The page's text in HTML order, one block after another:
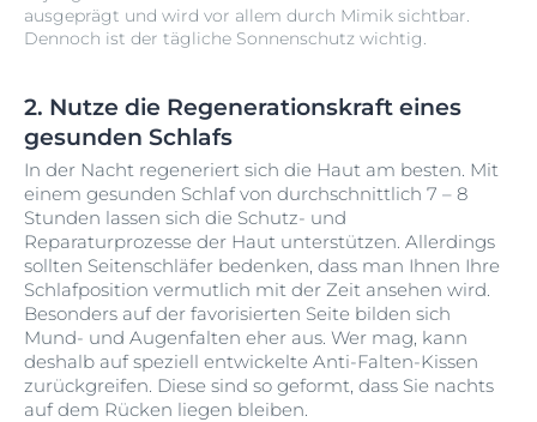
ausgeprägt und wird vor allem durch Mimik sichtbar.
Dennoch ist der tägliche Sonnenschutz wichtig.
2. Nutze die Regenerationskraft eines
gesunden Schlafs
In der Nacht regeneriert sich die Haut am besten. Mit
einem gesunden Schlaf von durchschnittlich 7 – 8
Stunden lassen sich die Schutz- und
Reparaturprozesse der Haut unterstützen. Allerdings
sollten Seitenschläfer bedenken, dass man Ihnen Ihre
Schlafposition vermutlich mit der Zeit ansehen wird.
Besonders auf der favorisierten Seite bilden sich
Mund- und Augenfalten eher aus. Wer mag, kann
deshalb auf speziell entwickelte Anti-Falten-Kissen
zurückgreifen. Diese sind so geformt, dass Sie nachts
auf dem Rücken liegen bleiben.